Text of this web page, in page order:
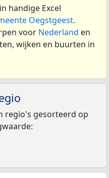
handige Excel
Oegstgeest.
voor Nederland en
wijken en buurten in
regio's gesorteerd op